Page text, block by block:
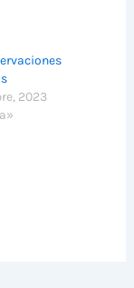
2023